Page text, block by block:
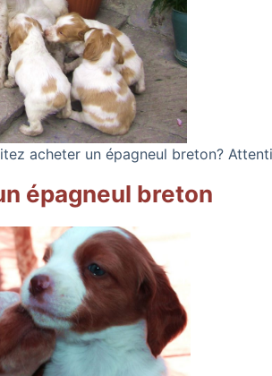
acheter un épagneul breton?
épagneul breton